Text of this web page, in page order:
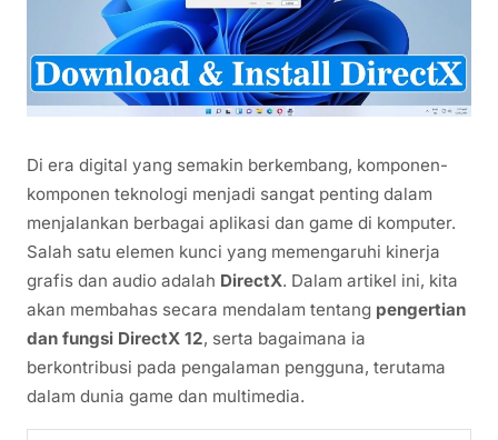
Di era digital yang semakin berkembang, komponen-
komponen teknologi menjadi sangat penting dalam
menjalankan berbagai aplikasi dan game di komputer.
Salah satu elemen kunci yang memengaruhi kinerja
grafis dan audio adalah DirectX. Dalam artikel ini, kita
akan membahas secara mendalam tentang pengertian
dan fungsi DirectX 12, serta bagaimana ia
berkontribusi pada pengalaman pengguna, terutama
dalam dunia game dan multimedia.